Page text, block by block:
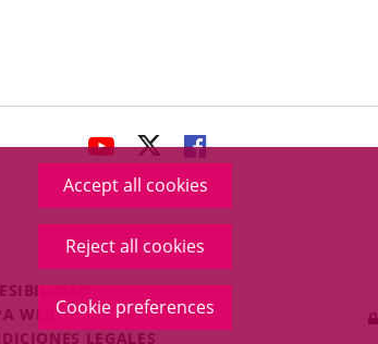
Accept all cookies
Reject all cookies
Cookie preferences
LINK
TO
EXTERNAL
APPLICATION.
LINK
TO
EXTERNAL
APPLICATION.
LINK
TO
EXTERNAL
APPLICATION.
WEB
LEGALES